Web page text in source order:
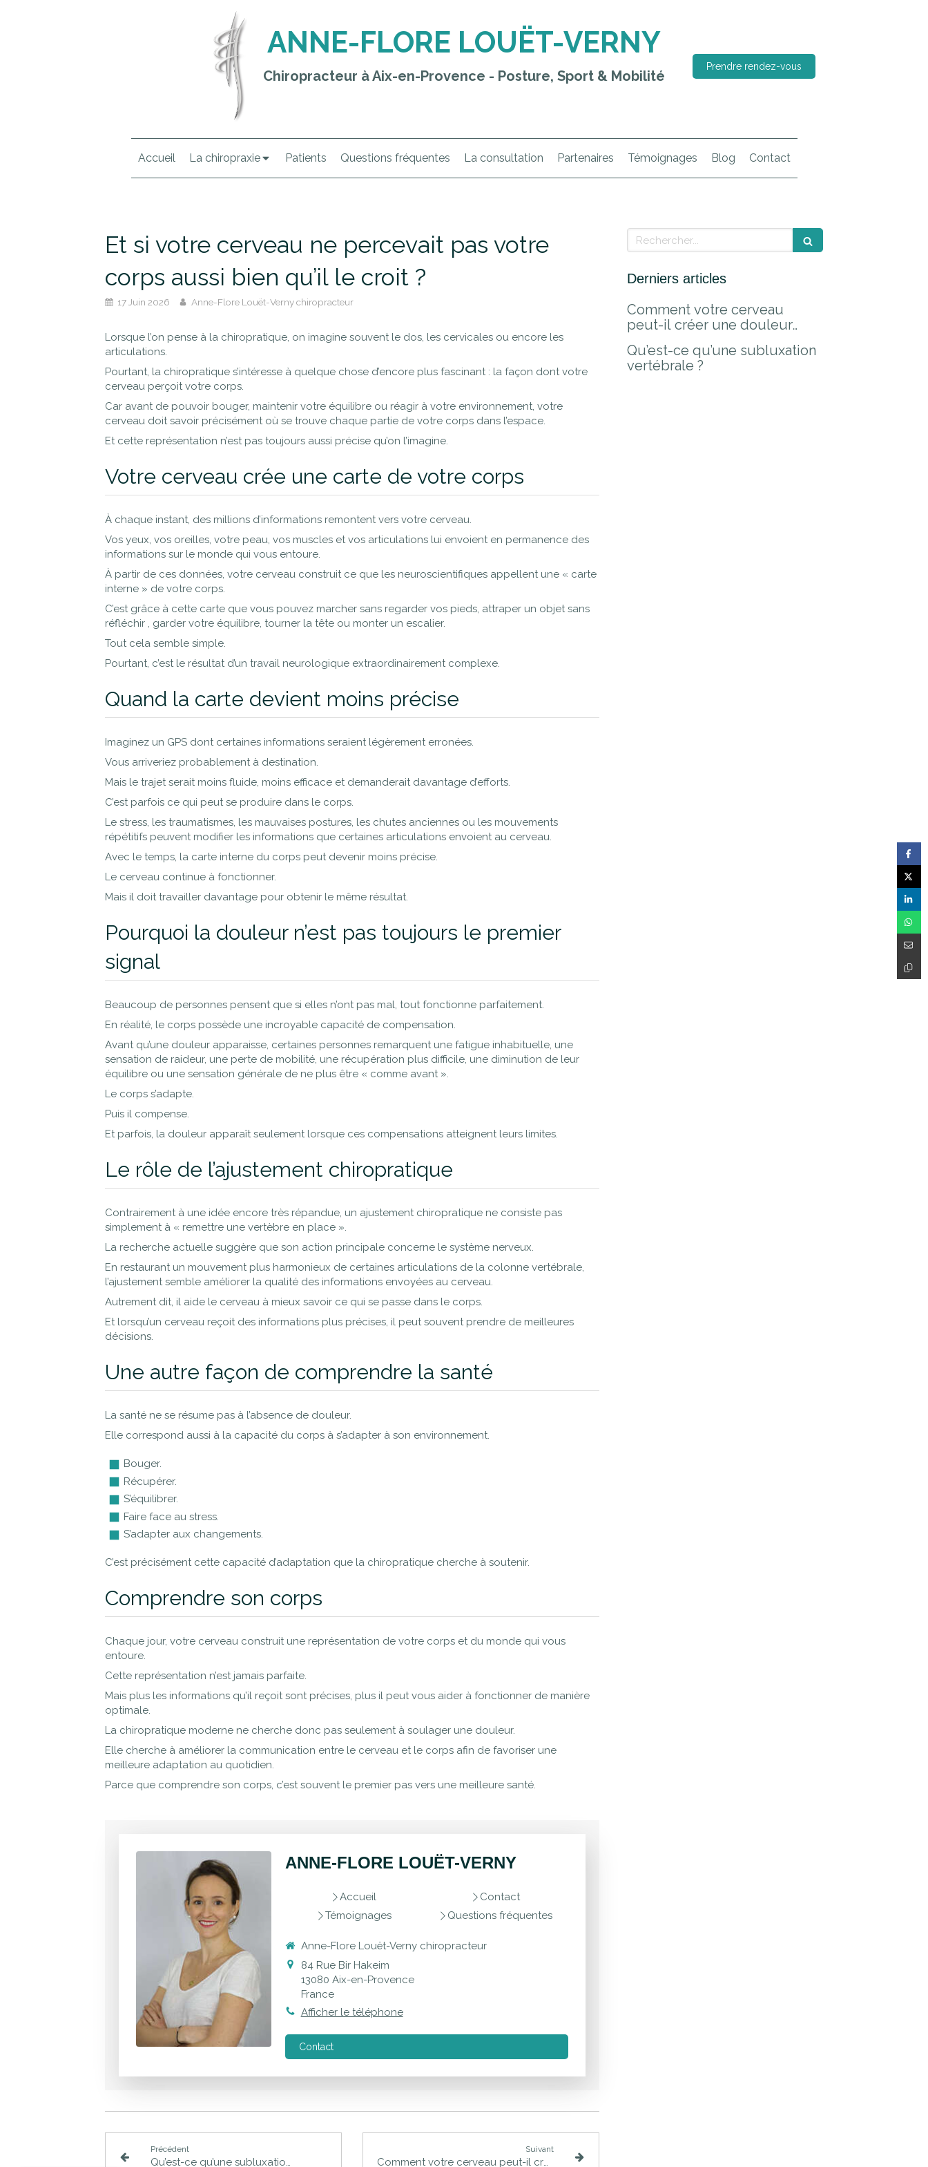
ANNE-FLORE LOUËT-VERNY
Prendre rendez-vous
Chiropracteur à Aix-en-Provence - Posture, Sport & Mobilité
Accueil La chiropraxie Patients Questions fréquentes La consultation Partenaires Témoignages Blog Contact
Et si votre cerveau ne percevait pas votre
corps aussi bien qu’il le croit ?
17 Juin 2026 Anne-Flore Louët-Verny chiropracteur
Lorsque l’on pense à la chiropratique, on imagine souvent le dos, les cervicales ou encore les
articulations.
Pourtant, la chiropratique s’intéresse à quelque chose d’encore plus fascinant : la façon dont votre
cerveau perçoit votre corps.
Car avant de pouvoir bouger, maintenir votre équilibre ou réagir à votre environnement, votre
cerveau doit savoir précisément où se trouve chaque partie de votre corps dans l’espace.
Et cette représentation n’est pas toujours aussi précise qu’on l’imagine.
Votre cerveau crée une carte de votre corps
À chaque instant, des millions d’informations remontent vers votre cerveau.
Vos yeux, vos oreilles, votre peau, vos muscles et vos articulations lui envoient en permanence des
informations sur le monde qui vous entoure.
À partir de ces données, votre cerveau construit ce que les neuroscientifiques appellent une « carte
interne » de votre corps.
C’est grâce à cette carte que vous pouvez marcher sans regarder vos pieds, attraper un objet sans
réfléchir , garder votre équilibre, tourner la tête ou monter un escalier.
Tout cela semble simple.
Pourtant, c’est le résultat d’un travail neurologique extraordinairement complexe.
Quand la carte devient moins précise
Imaginez un GPS dont certaines informations seraient légèrement erronées.
Vous arriveriez probablement à destination.
Mais le trajet serait moins fluide, moins efficace et demanderait davantage d’efforts.
C’est parfois ce qui peut se produire dans le corps.
Le stress, les traumatismes, les mauvaises postures, les chutes anciennes ou les mouvements
répétitifs peuvent modifier les informations que certaines articulations envoient au cerveau.
Avec le temps, la carte interne du corps peut devenir moins précise.
Le cerveau continue à fonctionner.
Mais il doit travailler davantage pour obtenir le même résultat.
Pourquoi la douleur n’est pas toujours le premier
signal
Beaucoup de personnes pensent que si elles n’ont pas mal, tout fonctionne parfaitement.
En réalité, le corps possède une incroyable capacité de compensation.
Avant qu’une douleur apparaisse, certaines personnes remarquent une fatigue inhabituelle, une
sensation de raideur, une perte de mobilité, une récupération plus difficile, une diminution de leur
équilibre ou une sensation générale de ne plus être « comme avant ».
Le corps s’adapte.
Puis il compense.
Et parfois, la douleur apparaît seulement lorsque ces compensations atteignent leurs limites.
Le rôle de l’ajustement chiropratique
Contrairement à une idée encore très répandue, un ajustement chiropratique ne consiste pas
simplement à « remettre une vertèbre en place ».
La recherche actuelle suggère que son action principale concerne le système nerveux.
En restaurant un mouvement plus harmonieux de certaines articulations de la colonne vertébrale,
l’ajustement semble améliorer la qualité des informations envoyées au cerveau.
Autrement dit, il aide le cerveau à mieux savoir ce qui se passe dans le corps.
Et lorsqu’un cerveau reçoit des informations plus précises, il peut souvent prendre de meilleures
décisions.
Une autre façon de comprendre la santé
La santé ne se résume pas à l’absence de douleur.
Elle correspond aussi à la capacité du corps à s’adapter à son environnement.
Bouger.
Récupérer.
S’équilibrer.
Faire face au stress.
S’adapter aux changements.
C’est précisément cette capacité d’adaptation que la chiropratique cherche à soutenir.
Comprendre son corps
Chaque jour, votre cerveau construit une représentation de votre corps et du monde qui vous
entoure.
Cette représentation n’est jamais parfaite.
Mais plus les informations qu’il reçoit sont précises, plus il peut vous aider à fonctionner de manière
optimale.
La chiropratique moderne ne cherche donc pas seulement à soulager une douleur.
Elle cherche à améliorer la communication entre le cerveau et le corps afin de favoriser une
meilleure adaptation au quotidien.
Parce que comprendre son corps, c’est souvent le premier pas vers une meilleure santé.
ANNE-FLORE LOUËT-VERNY
Accueil
Témoignages
Contact
Questions fréquentes
Anne-Flore Louët-Verny chiropracteur
84 Rue Bir Hakeim
13080 Aix-en-Provence
France
Afficher le téléphone
Contact
Précédent
Qu’est-ce qu’une subluxation vertébrale ?
Suivant
Comment votre cerveau peut-il créer une douleur alors qu'il n’y a pas de blessure ?
Rechercher
Derniers articles
Comment votre cerveau
peut-il créer une douleur
blessure ?
Qu’est-ce qu’une subluxation
vertébrale ?